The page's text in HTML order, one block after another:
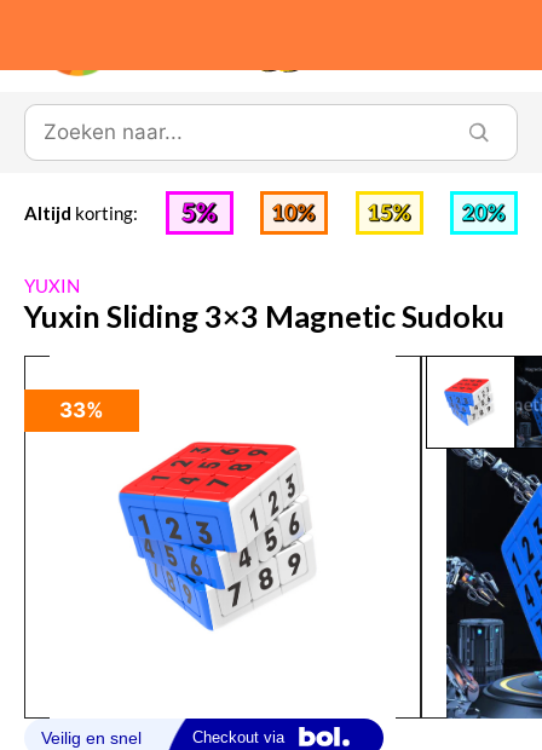
Altijd korting:
YUXIN
Yuxin Sliding 3×3 Magnetic Sudoku
33%